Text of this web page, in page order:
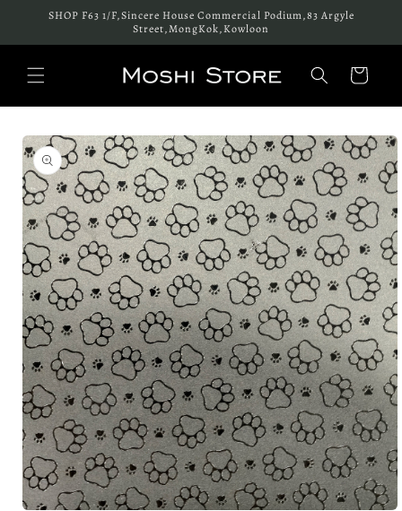
跳至內
SHOP F63 1/F,Sincere House Commercial Podium,83 Argyle
Street,MongKok,Kowloon
物
略過產
品資訊